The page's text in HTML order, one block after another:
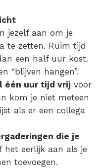
jezelf aan om je
te zetten. Ruim tijd
een half uur kost.
“blijven hangen”.
één uur tijd vrij voor
kom je niet meteen
als er een collega
die je
het eerlijk aan als je
toevoegen.